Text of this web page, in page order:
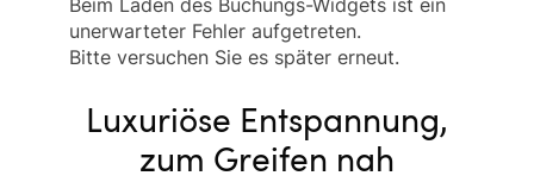
unerwarteter Fehler aufgetreten.
Bitte versuchen Sie es später erneut.
Luxuriöse Entspannung,
zum Greifen nah